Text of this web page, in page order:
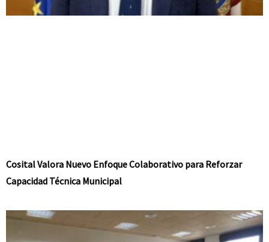
Cosital Valora Nuevo Enfoque Colaborativo para Reforzar
Capacidad Técnica Municipal